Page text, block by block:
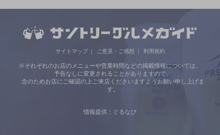
サイトマップ ご意見・ご感想 利用規約
※それぞれのお店のメニューや営業時間などの掲載情報については、
予告なしに変更されることがありますので、
念のためお店にご確認の上ご来店くださいますようお願い申し上げま
す。
情報提供：ぐるなび